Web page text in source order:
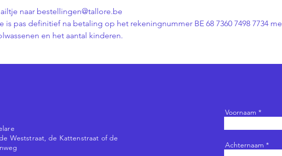
naar bestellingen@tallore.be
is pas definitief na betaling op het rekeningnummer BE 68 7360 7498 7734
en het aantal kinderen.
Weststraat, de Kattenstraat of de
Voornaam
Achternaam